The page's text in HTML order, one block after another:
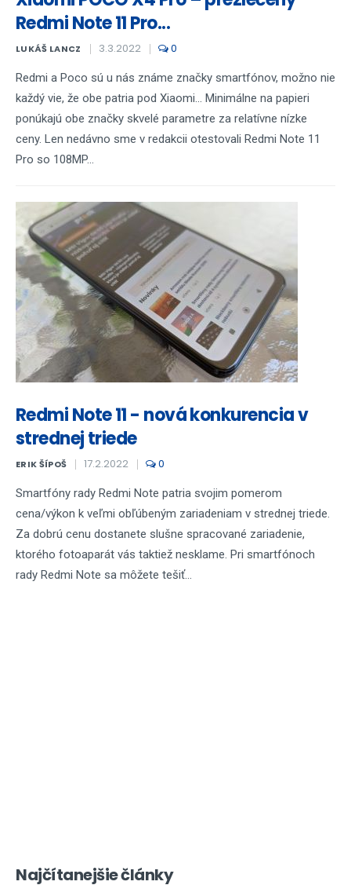
Redmi Note 11 Pro...
LUKÁŠ LANCZ 3.3.2022 0
Redmi a Poco sú u nás známe značky smartfónov, možno nie
každý vie, že obe patria pod Xiaomi... Minimálne na papieri
ponúkajú obe značky skvelé parametre za relatívne nízke
ceny. Len nedávno sme v redakcii otestovali Redmi Note 11
Pro so 108MP...
Redmi Note 11 - nová konkurencia v
strednej triede
ERIK ŠÍPOŠ 17.2.2022 0
Smartfóny rady Redmi Note patria svojim pomerom
cena/výkon k veľmi obľúbeným zariadeniam v strednej triede.
Za dobrú cenu dostanete slušne spracované zariadenie,
ktorého fotoaparát vás taktiež nesklame. Pri smartfónoch
rady Redmi Note sa môžete tešiť...
Najčítanejšie články